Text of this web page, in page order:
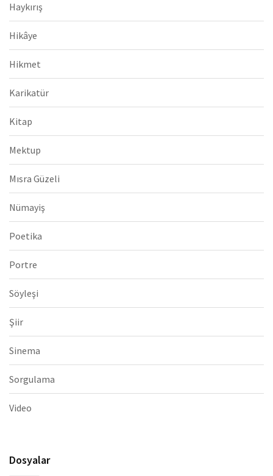
Haykırış
Hikâye
Hikmet
Karikatür
Kitap
Mektup
Mısra Güzeli
Nümayiş
Poetika
Portre
Söyleşi
Şiir
Sinema
Sorgulama
Video
Dosyalar